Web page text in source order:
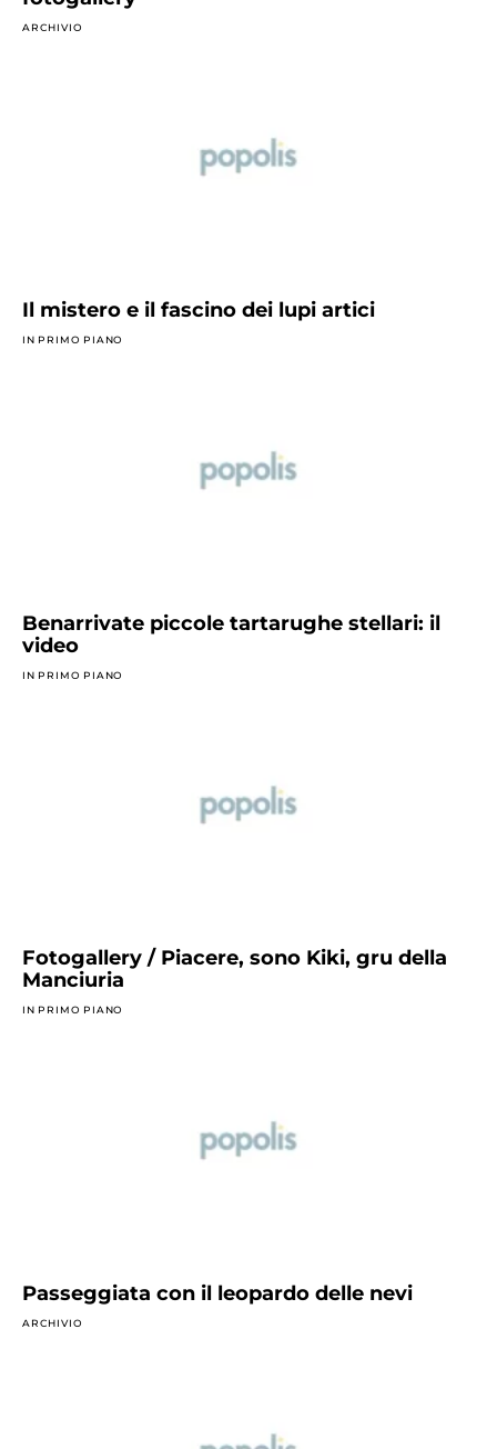
ARCHIVIO
Il mistero e il fascino dei lupi artici
IN PRIMO PIANO
Benarrivate piccole tartarughe stellari: il
video
IN PRIMO PIANO
Fotogallery / Piacere, sono Kiki, gru della
Manciuria
IN PRIMO PIANO
Passeggiata con il leopardo delle nevi
ARCHIVIO